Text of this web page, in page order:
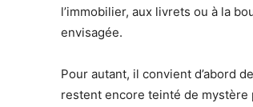
l’immobilier, aux livrets ou à la
envisagée.
Pour autant, il convient d’abord
restent encore teinté de mystère